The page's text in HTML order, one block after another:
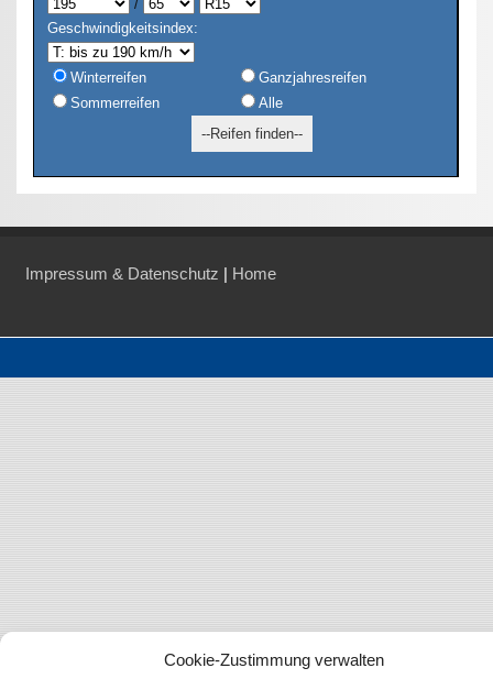
Cookie-Zustimmung verwalten
/
Geschwindigkeitsindex:
Winterreifen
Ganzjahresreifen
Sommerreifen
Alle
Impressum & Datenschutz | Home